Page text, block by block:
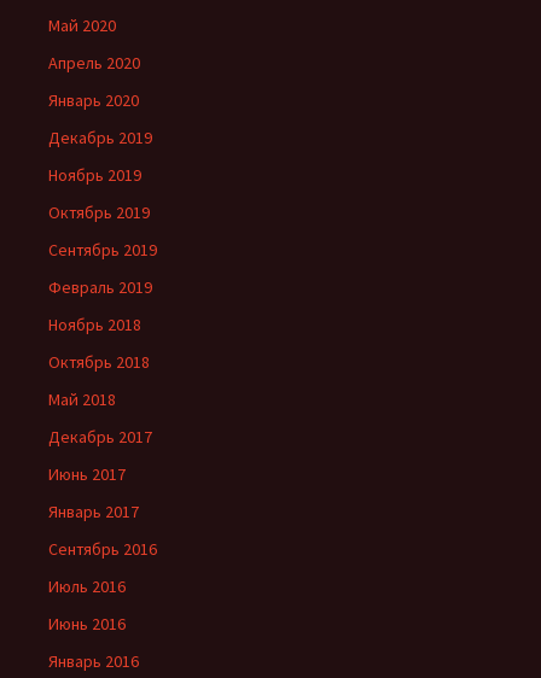
Май 2020
Апрель 2020
Январь 2020
Декабрь 2019
Ноябрь 2019
Октябрь 2019
Сентябрь 2019
Февраль 2019
Ноябрь 2018
Октябрь 2018
Май 2018
Декабрь 2017
Июнь 2017
Январь 2017
Сентябрь 2016
Июль 2016
Июнь 2016
Январь 2016